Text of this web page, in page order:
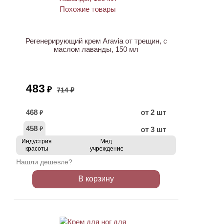
Регенерирующий крем Aravia от трещин, с
маслом лаванды, 150 мл
483 ₽ 714 ₽
468 ₽
от 2 шт
458 ₽ от 3 шт
Индустрия
красоты
Мед.
учреждение
Нашли дешевле?
В корзину